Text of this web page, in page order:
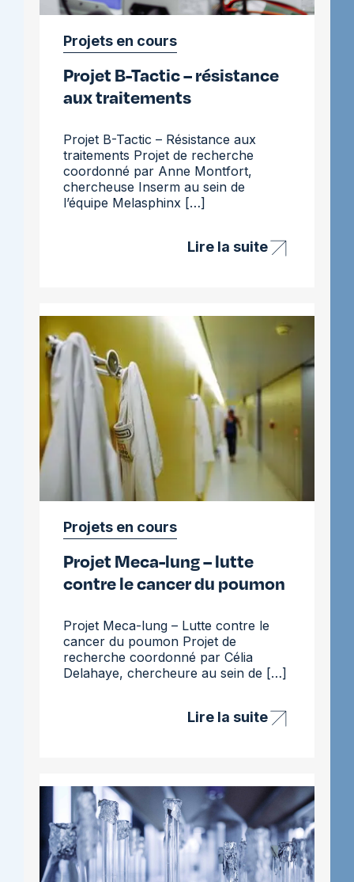
Projets en cours
Projet B-Tactic – résistance
aux traitements
Projet B-Tactic – Résistance aux
traitements Projet de recherche
coordonné par Anne Montfort,
chercheuse Inserm au sein de
l’équipe Melasphinx […]
Lire la suite
Projet
résistance
aux
traitements
Projets en cours
Projet Meca-lung – lutte
contre le cancer du poumon
Projet Meca-lung – Lutte contre le
cancer du poumon Projet de
recherche coordonné par Célia
Delahaye, chercheure au sein de […]
Lire la suite
Projet
lutte
contre
le
cancer
du
poumon